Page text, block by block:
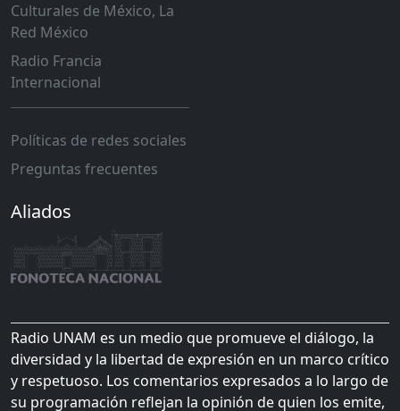
Culturales de México, La
Red México
Radio Francia
Internacional
Políticas de redes sociales
Preguntas frecuentes
Aliados
Radio UNAM es un medio que promueve el diálogo, la
diversidad y la libertad de expresión en un marco crítico
y respetuoso. Los comentarios expresados a lo largo de
su programación reflejan la opinión de quien los emite,